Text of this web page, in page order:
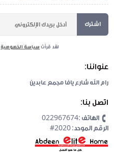
اشترك
لقد قرأت سياسة الخصوصية
عنواننا:
رام الله شارع يافا مجمع عابدين
اتصل بنا:
الهاتف :022967674
#2020 :الرقم الموحد